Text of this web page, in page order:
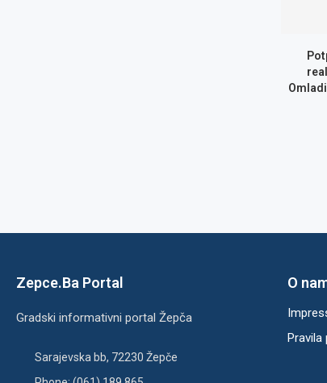
Zepce.Ba Portal
Gradski informativni portal Žepča
Sarajevska bb, 72230 Žepče
O
Pravila